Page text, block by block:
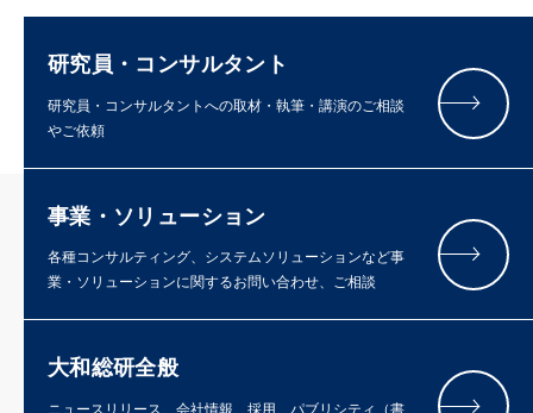
研究員・コンサルタント
研究員・コンサルタントへの取材・執筆・講演のご相談
やご依頼
事業・ソリューション
各種コンサルティング、システムソリューションなど事
業・ソリューションに関するお問い合わせ、ご相談
大和総研全般
ニュースリリース、会社情報、採用、パブリシティ（書